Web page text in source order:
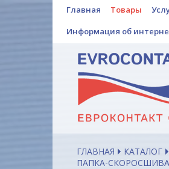
Главная Товары
Информация об
ГЛАВНАЯ КАТАЛОГ
ПАПКА-